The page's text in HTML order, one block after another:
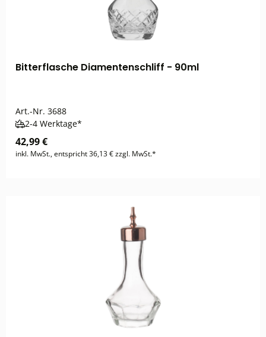
Bitterflasche Diamentenschliff - 90ml
Art.-Nr. 3688
2-4 Werktage*
42,99 €
inkl. MwSt., entspricht 36,13 € zzgl. MwSt.*